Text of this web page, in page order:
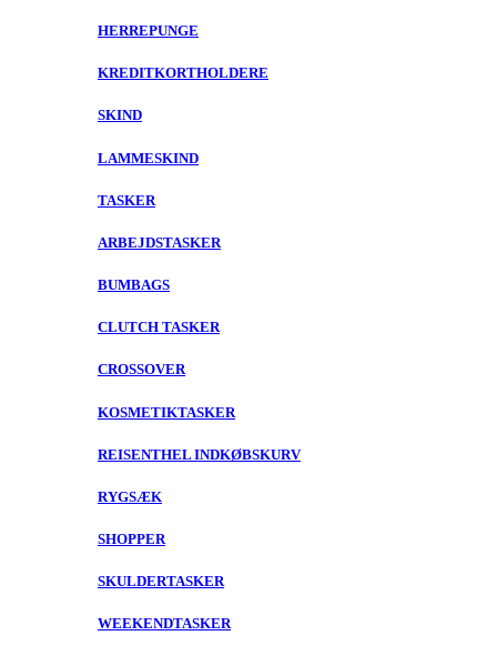
HERREPUNGE
KREDITKORTHOLDERE
SKIND
LAMMESKIND
TASKER
ARBEJDSTASKER
BUMBAGS
CLUTCH TASKER
CROSSOVER
KOSMETIKTASKER
REISENTHEL INDKØBSKURV
RYGSÆK
SHOPPER
SKULDERTASKER
WEEKENDTASKER